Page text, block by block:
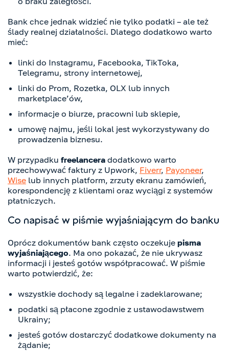
Bank chce jednak widzieć nie tylko podatki – ale też
ślady realnej działalności. Dlatego dodatkowo warto
mieć:
linki do Instagramu, Facebooka, TikToka,
Telegramu, strony internetowej,
linki do Prom, Rozetka, OLX lub innych
marketplace’ów,
informacje o biurze, pracowni lub sklepie,
umowę najmu, jeśli lokal jest wykorzystywany do
prowadzenia biznesu.
W przypadku freelancera dodatkowo warto
przechowywać faktury z Upwork, Fiverr, Payoneer,
Wise lub innych platform, zrzuty ekranu zamówień,
korespondencję z klientami oraz wyciągi z systemów
płatniczych.
Co napisać w piśmie wyjaśniającym do banku
Oprócz dokumentów bank często oczekuje pisma
wyjaśniającego. Ma ono pokazać, że nie ukrywasz
informacji i jesteś gotów współpracować. W piśmie
warto potwierdzić, że:
wszystkie dochody są legalne i zadeklarowane;
podatki są płacone zgodnie z ustawodawstwem
Ukrainy;
jesteś gotów dostarczyć dodatkowe dokumenty na
żądanie;